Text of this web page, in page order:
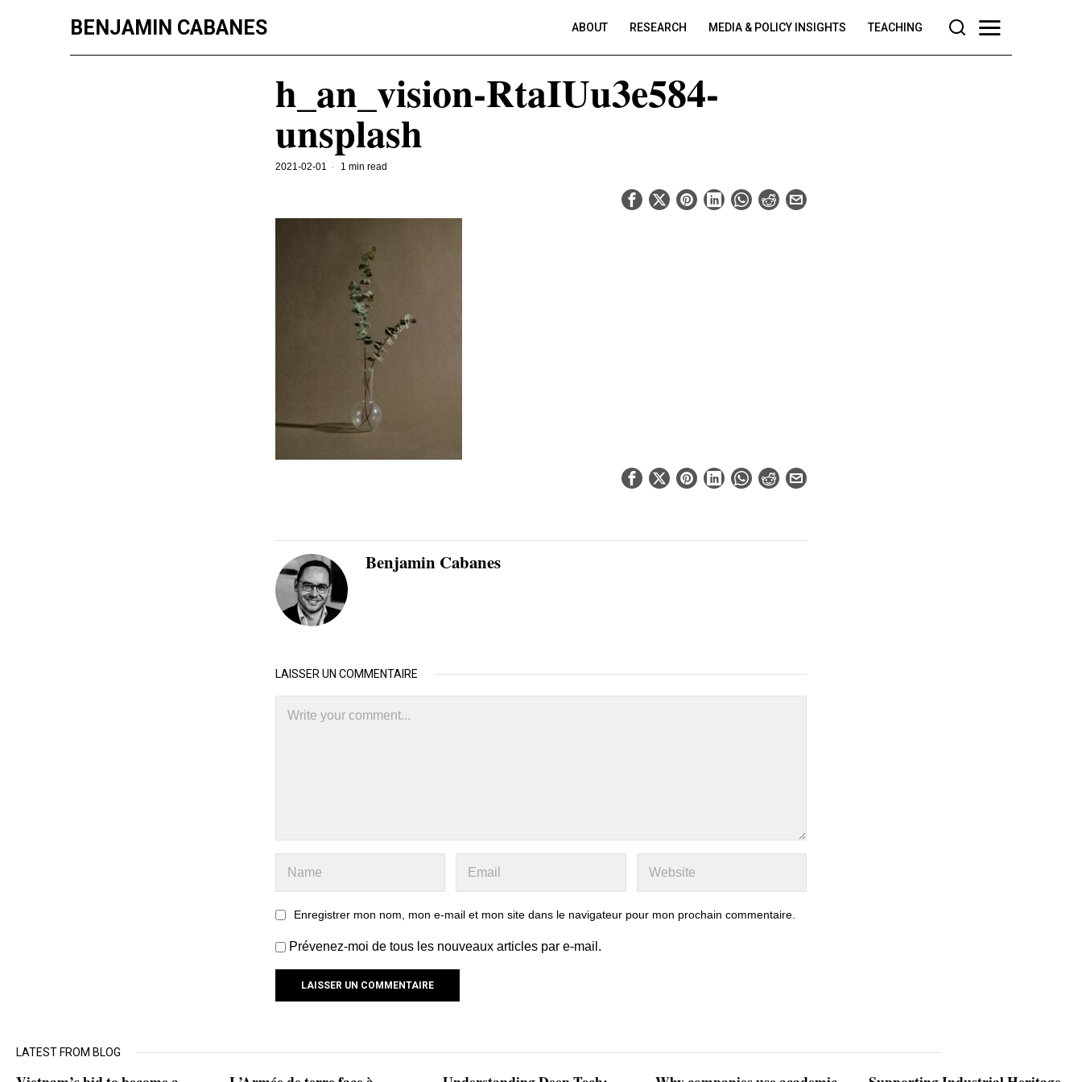
BENJAMIN CABANES ABOUT RESEARCH MEDIA & POLICY INSIGHTS TEACHING
h_an_vision-RtaIUu3e584-
unsplash
2021-02-01 1 min read
Benjamin Cabanes
LAISSER UN COMMENTAIRE
Enregistrer mon nom, mon e-mail et mon site dans le navigateur pour mon prochain commentaire.
Prévenez-moi de tous les nouveaux articles par e-mail.
LATEST FROM BLOG